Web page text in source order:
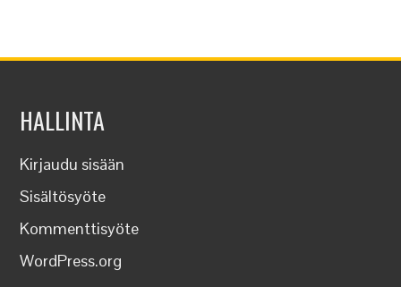
HALLINTA
Kirjaudu sisään
Sisältösyöte
Kommenttisyöte
WordPress.org